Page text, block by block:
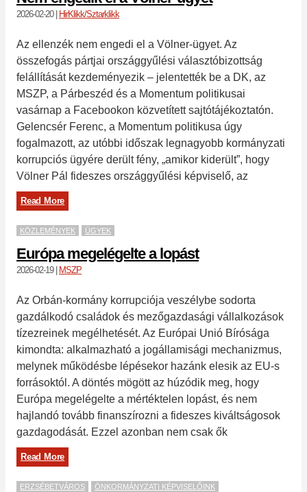
2026-02-20| HirKlikk/Sztarklikk
Az ellenzék nem engedi el a Völner-ügyet. Az
összefogás pártjai országgyűlési választóbizottság
felállítását kezdeményezik – jelentették be a DK, az
MSZP, a Párbeszéd és a Momentum politikusai
vasárnap a Facebookon közvetített sajtótájékoztatón.
Gelencsér Ferenc, a Momentum politikusa úgy
fogalmazott, az utóbbi időszak legnagyobb kormányzati
korrupciós ügyére derült fény, „amikor kiderült”, hogy
Völner Pál fideszes országgyűlési képviselő, az
Read More
KÖZLEMÉNYEK ÜGYEK
Európa megelégelte a lopást
2026-02-19| MSZP
Az Orbán-kormány korrupciója veszélybe sodorta
gazdálkodó családok és mezőgazdasági vállalkozások
tízezreinek megélhetését. Az Európai Unió Bírósága
kimondta: alkalmazható a jogállamisági mechanizmus,
melynek működésbe lépésekor hazánk elesik az EU-s
forrásoktól. A döntés mögött az húzódik meg, hogy
Európa megelégelte a mértéktelen lopást, és nem
hajlandó tovább finanszírozni a fideszes kiváltságosok
gazdagodását. Ezzel azonban nem csak ők
Read More
ERZSÉBETVÁROS ÖNKORMÁNYZATI KÉPVISELŐINK